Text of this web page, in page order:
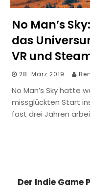
No Man’s
das
VR und
28. März 2019
No Man’s Sky hatte
missglückten Start
fast drei Jahren
Der Indie Game